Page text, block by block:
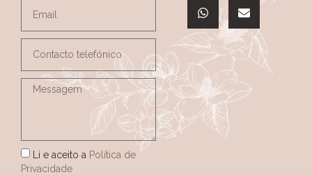
Li e aceito a Política de
Privacidade